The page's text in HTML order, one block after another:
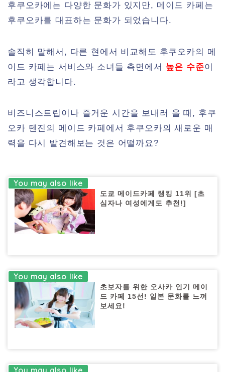
후쿠오카에는 다양한 문화가 있지만, 메이드 카페는
후쿠오카를 대표하는 문화가 되었습니다.
솔직히 말해서, 다른 현에서 비교해도 후쿠오카의 메
이드 카페는 서비스와 소녀들 측면에서 높은 수준이
라고 생각합니다.
비즈니스트립이나 즐거운 시간을 보내러 올 때, 후쿠
오카 텐진의 메이드 카페에서 후쿠오카의 새로운 매
력을 다시 발견해보는 것은 어떨까요?
도쿄 메이드카페 랭킹 11위 [초
심자나 여성에게도 추천!]
초보자를 위한 오사카 인기 메이
드 카페 15선! 일본 문화를 느껴
보세요!